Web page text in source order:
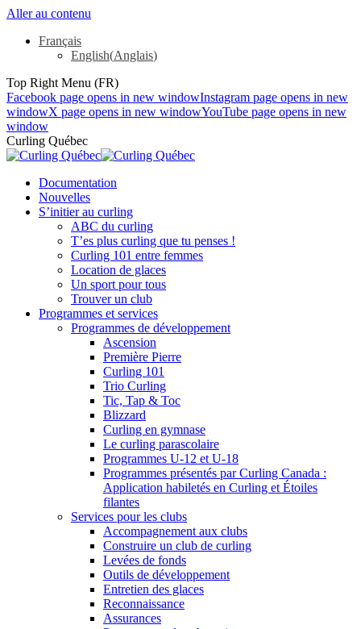
Aller au contenu
Français
English(Anglais)
Top Right Menu (FR)
Facebook page opens in new windowInstagram page opens in new
windowX page opens in new windowYouTube page opens in new
window
Curling Québec
Documentation
Nouvelles
S’initier au curling
ABC du curling
T’es plus curling que tu penses !
Curling 101 entre femmes
Location de glaces
Un sport pour tous
Trouver un club
Programmes et services
Programmes de développement
Ascension
Première Pierre
Curling 101
Trio Curling
Tic, Tap & Toc
Blizzard
Curling en gymnase
Le curling parascolaire
Programmes U-12 et U-18
Programmes présentés par Curling Canada :
Application habiletés en Curling et Étoiles
filantes
Services pour les clubs
Accompagnement aux clubs
Construire un club de curling
Levées de fonds
Outils de développement
Entretien des glaces
Reconnaissance
Assurances